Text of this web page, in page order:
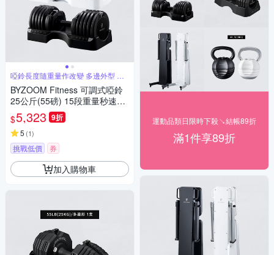
啞鈴長度隨重量作改變 多邊外型 多
變訓練
BYZOOM Fitness 可調式啞鈴
25公斤(55磅) 15段重量秒速調
整組 圓形啞鈴
$5,323 9折
5 (1)
挑戰低價 券
加入購物車
運動品類日限時下殺↘結帳89折
滿1件享89折